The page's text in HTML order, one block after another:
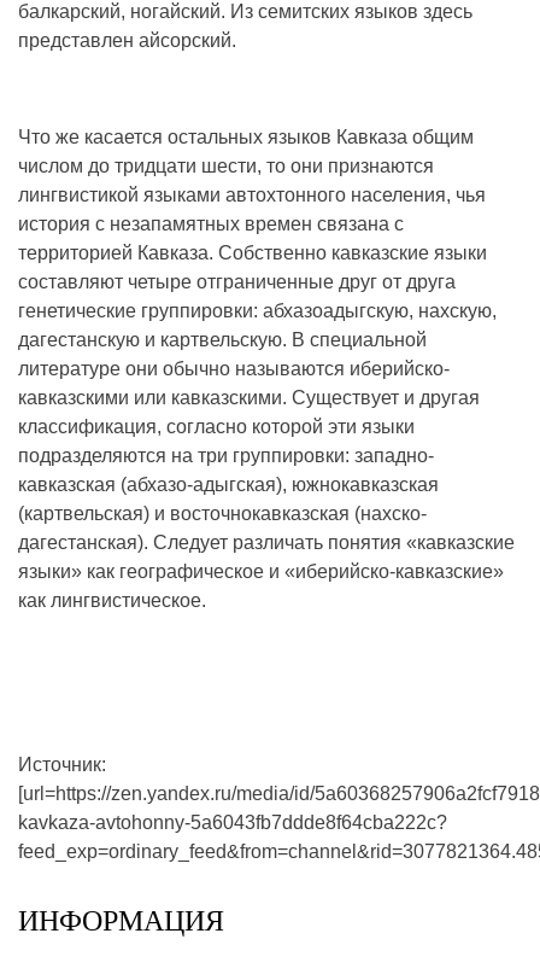
балкарский, ногайский. Из семитских языков здесь
представлен айсорский.
Что же касается остальных языков Кавказа общим
числом до тридцати шести, то они признаются
лингвистикой языками автохтонного населения, чья
история с незапамятных времен связана с
территорией Кавказа. Собственно кавказские языки
составляют четыре отграниченные друг от друга
генетические группировки: абхазоадыгскую, нахскую,
дагестанскую и картвельскую. В специальной
литературе они обычно называются иберийско-
кавказскими или кавказскими. Существует и другая
классификация, согласно которой эти языки
подразделяются на три группировки: западно-
кавказская (абхазо-адыгская), южнокавказская
(картвельская) и восточнокавказская (нахско-
дагестанская). Следует различать понятия «кавказские
языки» как географическое и «иберийско-кавказские»
как лингвистическое.
Источник:
[url=https://zen.yandex.ru/media/id/
kavkaza-avtohonny-5a6043fb7ddde8f64cba222c?
ИНФОРМАЦИЯ